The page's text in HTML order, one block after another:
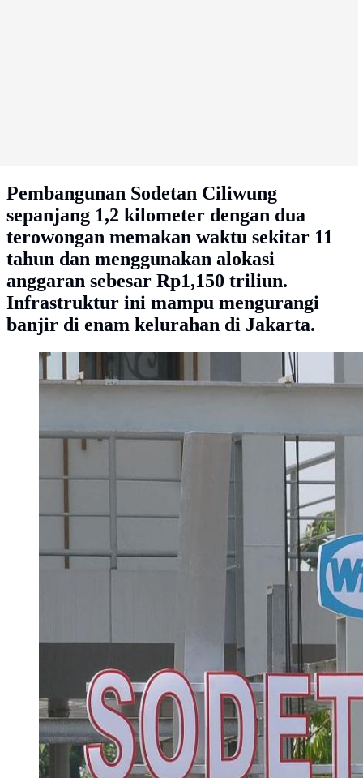
Pembangunan Sodetan Ciliwung
sepanjang 1,2 kilometer dengan dua
terowongan memakan waktu sekitar 11
tahun dan menggunakan alokasi
anggaran sebesar Rp1,150 triliun.
Infrastruktur ini mampu mengurangi
banjir di enam kelurahan di Jakarta.